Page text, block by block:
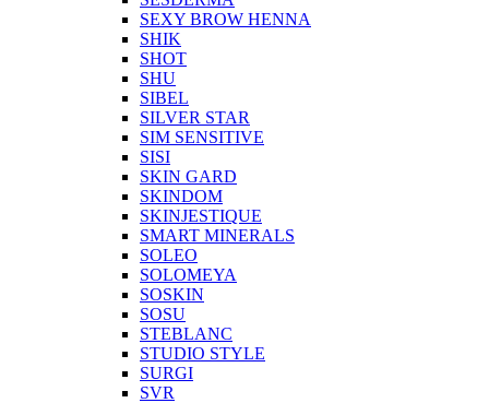
SEXY BROW HENNA
SHIK
SHOT
SHU
SIBEL
SILVER STAR
SIM SENSITIVE
SISI
SKIN GARD
SKINDOM
SKINJESTIQUE
SMART MINERALS
SOLEO
SOLOMEYA
SOSKIN
SOSU
STEBLANC
STUDIO STYLE
SURGI
SVR